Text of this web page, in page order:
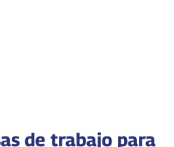
de trabajo para